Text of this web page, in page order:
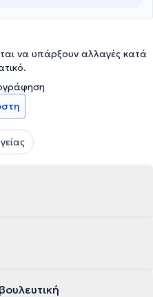
να υπάρξουν αλλαγές κατά